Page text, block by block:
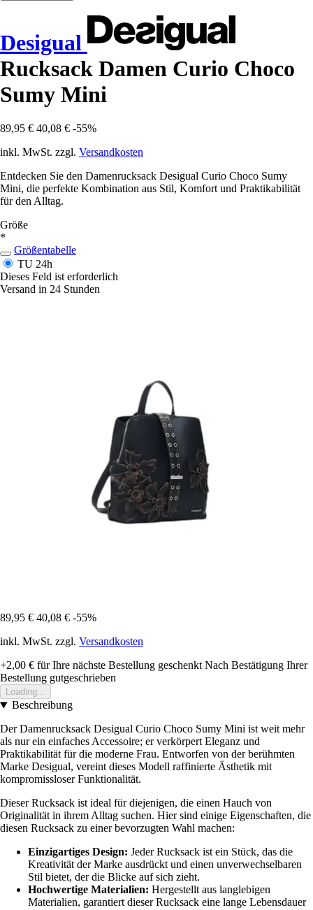
Desigual
Rucksack Damen Curio Choco
Sumy Mini
89,95 € 40,08 € -55%
inkl. MwSt. zzgl. Versandkosten
Entdecken Sie den Damenrucksack Desigual Curio Choco Sumy
Mini, die perfekte Kombination aus Stil, Komfort und Praktikabilität
für den Alltag.
Größe
*
Größentabelle
TU 24h
Dieses Feld ist erforderlich
Versand in 24 Stunden
89,95 € 40,08 € -55%
inkl. MwSt. zzgl. Versandkosten
+2,00 € für Ihre nächste Bestellung geschenkt Nach Bestätigung Ihrer
Bestellung gutgeschrieben
Loading...
Beschreibung
Der Damenrucksack Desigual Curio Choco Sumy Mini ist weit mehr
als nur ein einfaches Accessoire; er verkörpert Eleganz und
Praktikabilität für die moderne Frau. Entworfen von der berühmten
Marke Desigual, vereint dieses Modell raffinierte Ästhetik mit
kompromissloser Funktionalität.
Dieser Rucksack ist ideal für diejenigen, die einen Hauch von
Originalität in ihrem Alltag suchen. Hier sind einige Eigenschaften, die
diesen Rucksack zu einer bevorzugten Wahl machen:
Einzigartiges Design: Jeder Rucksack ist ein Stück, das die
Kreativität der Marke ausdrückt und einen unverwechselbaren
Stil bietet, der die Blicke auf sich zieht.
Hochwertige Materialien: Hergestellt aus langlebigen
Materialien, garantiert dieser Rucksack eine lange Lebensdauer